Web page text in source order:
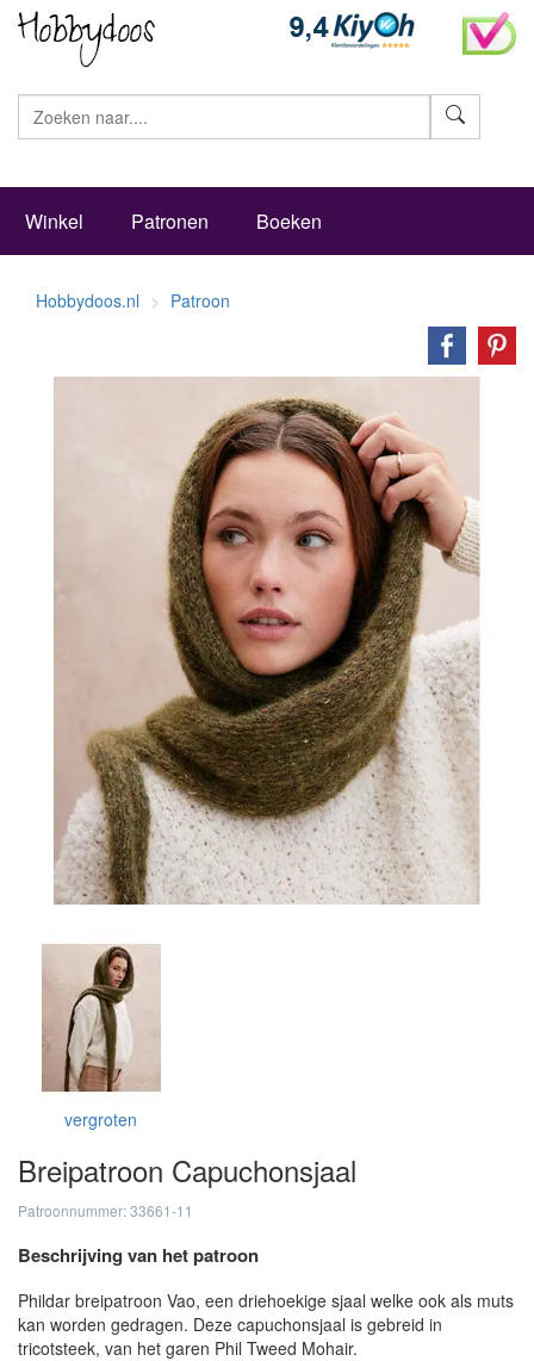
Winkel Patronen Boeken
Hobbydoos.nl Patroon
vergroten
Breipatroon Capuchonsjaal
Patroonnummer: 33661-11
Beschrijving van het patroon
Phildar breipatroon Vao, een driehoekige sjaal welke ook als muts
kan worden gedragen. Deze capuchonsjaal is gebreid in
tricotsteek, van het garen Phil Tweed Mohair.